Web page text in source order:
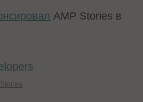
AMP Stories в